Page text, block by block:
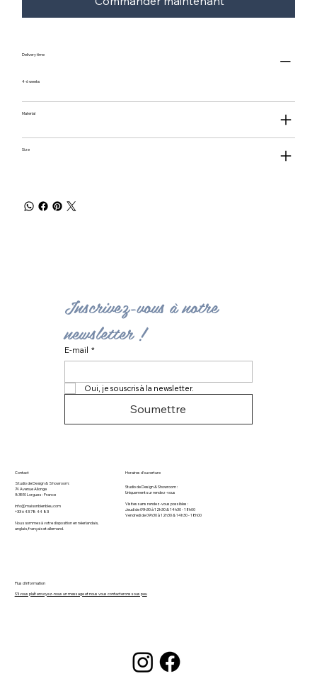
Delivery time
4-6 weeks
Material
Size
Inscrivez-vous à notre
newsletter !
E-mail *
Oui, je souscris à la newsletter.
Soumettre
Horaires d'ouverture
Studio de Design & Showroom :
Uniquement sur rendez-vous
Visites sans rendez-vous possibles :
Jeudi de 09h30 à 12h30 & 14h30 - 18h00
Vendredi de 09h30 à 12h30 & 14h30 - 18h00
Contact
Studio de Design & Showroom:
74 Avenue Allonge
83510 Lorgues​ - France
info@maisonbienbleu.com
+33 6 43 78 44 83
Nous sommes à votre disposition en néerlandais,
anglais, français et allemand.
Plus d'information
S'il vous plaît envoyez-nous un message et nous vous contacterons sous peu